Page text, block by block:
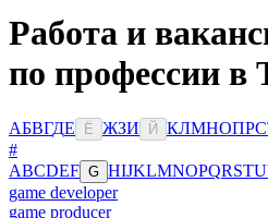
Работа и
по профессии в
АБВГДЕ Ё ЖЗИ Й КЛМНОПРС
#
ABCDEF G HIJKLMNOPQRSTU
game developer
game producer